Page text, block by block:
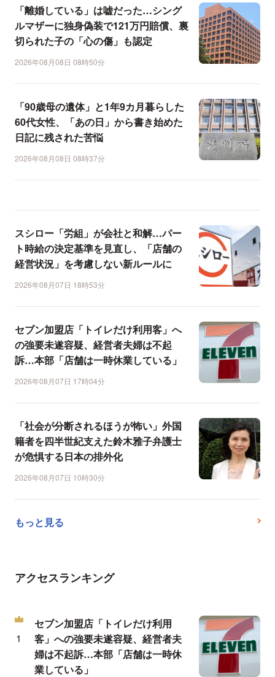
「離婚している」は嘘だった…シング
ルマザーに独身偽装で121万円賠償、裏
切られた子の「心の傷」も認定
2026年08月08日 08時50分
「90歳母の遺体」と1年9カ月暮らした
60代女性、「あの日」から書き始めた
日記に残された苦悩
2026年08月08日 08時37分
スシロー「労組」が会社と和解…パー
ト時給の決定基準を見直し、「店舗の
経営状況」を考慮しない新ルールに
2026年08月07日 18時53分
セブン加盟店「トイレだけ利用客」へ
の強要未遂容疑、経営者夫婦は不起
訴…本部「店舗は一時休業している」
2026年08月07日 17時04分
「社会が分断されるほうが怖い」外国
籍者を四半世紀支えた鈴木雅子弁護士
が危惧する日本の排外化
2026年08月07日 10時30分
もっと見る
アクセスランキング
セブン加盟店「トイレだけ利用
客」への強要未遂容疑、経営者夫
婦は不起訴…本部「店舗は一時休
業している」